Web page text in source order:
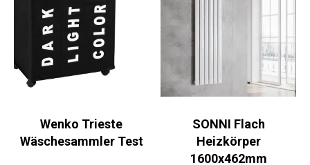
Wenko Trieste
Wäschesammler Test
SONNI Flach
Heizkörper
1600x462mm